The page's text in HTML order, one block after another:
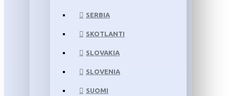
SERBIA
SKOTLANTI
SLOVAKIA
SLOVENIA
SUOMI